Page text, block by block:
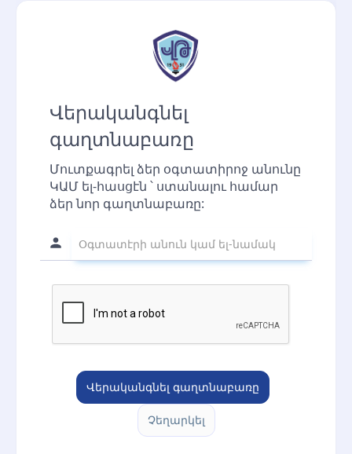
Վերականգնել
գաղտնաբառը
Մուտքագրել ձեր օգտատիրոջ անունը
ԿԱՄ ել-հասցէն ՝ ստանալու համար
ձեր նոր գաղտնաբառը: